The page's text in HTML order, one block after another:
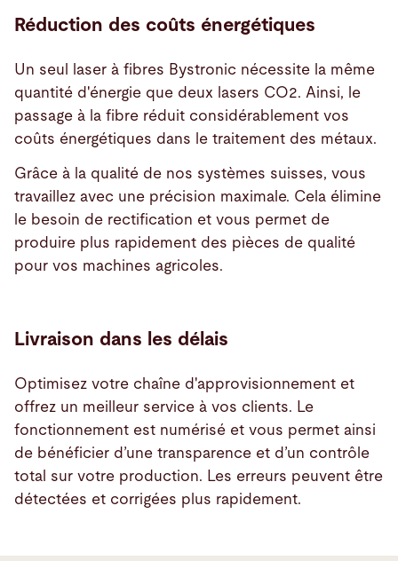
Réduction des coûts énergétiques
Un seul laser à fibres Bystronic nécessite la même
quantité d'énergie que deux lasers CO2. Ainsi, le
passage à la fibre réduit considérablement vos
coûts énergétiques dans le traitement des métaux.
Grâce à la qualité de nos systèmes suisses, vous
travaillez avec une précision maximale. Cela élimine
le besoin de rectification et vous permet de
produire plus rapidement des pièces de qualité
pour vos machines agricoles.
Livraison dans les délais
Optimisez votre chaîne d'approvisionnement et
offrez un meilleur service à vos clients. Le
fonctionnement est numérisé et vous permet ainsi
de bénéficier d’une transparence et d’un contrôle
total sur votre production. Les erreurs peuvent être
détectées et corrigées plus rapidement.